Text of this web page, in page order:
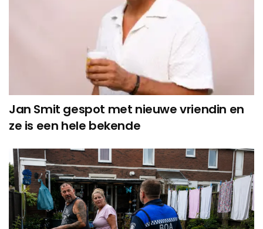
Jan Smit gespot met nieuwe vriendin en
ze is een hele bekende